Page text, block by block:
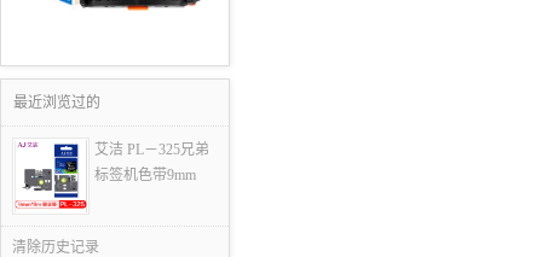
最近浏览过的
艾洁 PL－325兄弟
标签机色带9mm
清除历史记录